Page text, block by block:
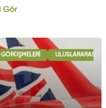
Gör
GÖRÜŞMELERI ULUSLARARASI